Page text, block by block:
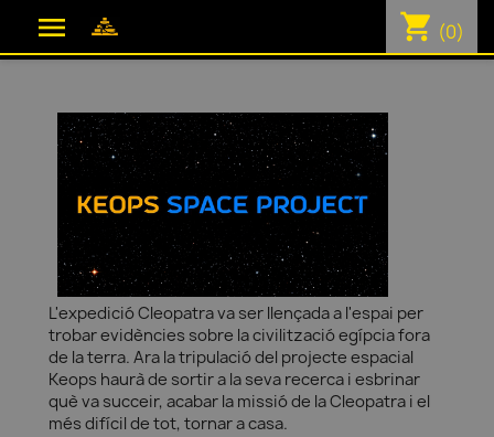
 shopping_cart (0)
L'expedició Cleopatra va ser llençada a l'espai per
trobar evidències sobre la civilització egípcia fora
de la terra. Ara la tripulació del projecte espacial
Keops haurà de sortir a la seva recerca i esbrinar
què va succeir, acabar la missió de la Cleopatra i el
més difícil de tot, tornar a casa.